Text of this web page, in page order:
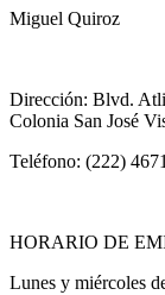
Miguel Quiroz
Dirección: Blvd.
Colonia San José
Teléfono: (222)
HORARIO DE
Lunes y miércoles